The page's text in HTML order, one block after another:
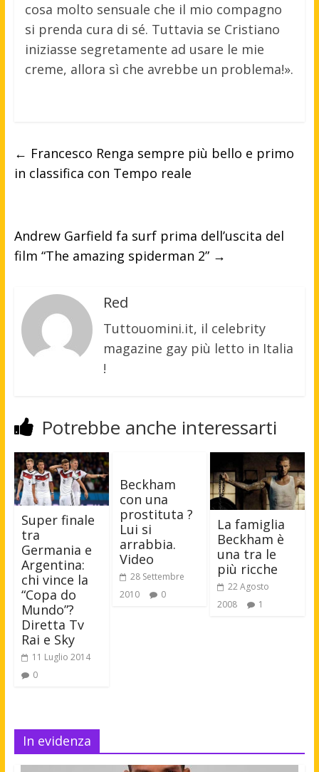
cosa molto sensuale che il mio compagno
si prenda cura di sé. Tuttavia se Cristiano
iniziasse segretamente ad usare le mie
creme, allora sì che avrebbe un problema!».
← Francesco Renga sempre più bello e primo
in classifica con Tempo reale
Andrew Garfield fa surf prima dell’uscita del
film “The amazing spiderman 2” →
Red
Tuttouomini.it, il celebrity
magazine gay più letto in Italia
!
Potrebbe anche interessarti
Super finale
tra
Germania e
Argentina:
chi vince la
“Copa do
Mundo”?
Diretta Tv
Rai e Sky
11 Luglio 2014
0
Beckham
con una
prostituta ?
Lui si
arrabbia.
Video
28 Settembre
2010
0
La famiglia
Beckham è
una tra le
più ricche
22 Agosto
2008
1
In evidenza